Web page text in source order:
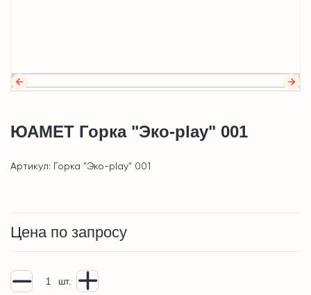
ЮАМЕТ Горка "Эко-play" 001
Артикул: Горка "Эко-play" 001
Цена по запросу
шт.